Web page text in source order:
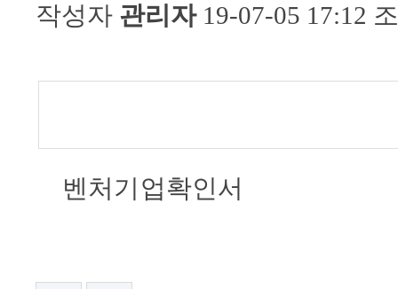
작성자 관리자 19-07-05 17:12
벤처기업확인서